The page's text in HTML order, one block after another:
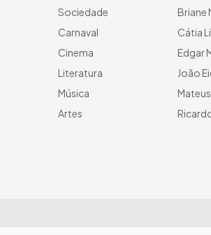
Sociedade
Carnaval
Cinema
Literatura
Música
Artes
Briane
Cátia
Edgar
João